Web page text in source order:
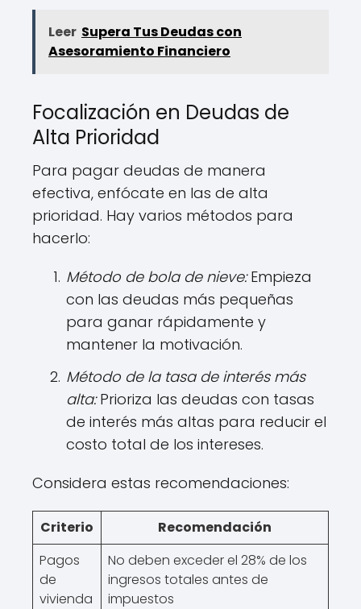
Leer Supera Tus Deudas con
Asesoramiento Financiero
Focalización en Deudas de
Alta Prioridad
Para pagar deudas de manera
efectiva, enfócate en las de alta
prioridad. Hay varios métodos para
hacerlo:
Método de bola de nieve:Empieza
con las deudas más pequeñas
para ganar rápidamente y
mantener la motivación.
Método de la tasa de interés más
alta:Prioriza las deudas con tasas
de interés más altas para reducir el
costo total de los intereses.
Considera estas recomendaciones:
Criterio
Recomendación
Pagos
de
vivienda
No deben exceder el 28% de los
ingresos totales antes de
impuestos